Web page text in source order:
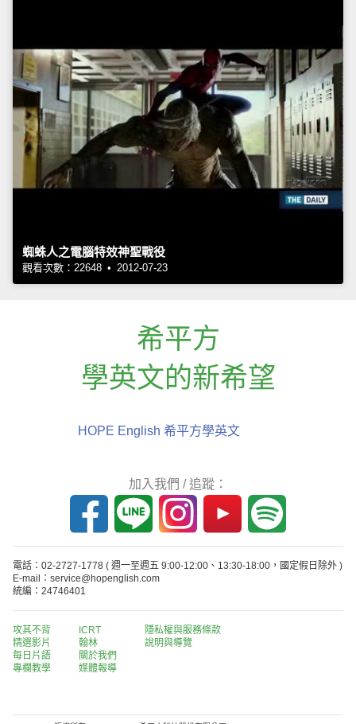
蜘蛛人之電腦特效神聖戰役
觀看次數：22648 • 2012-07-23
希平方
學英文的新希望
HOPE English 希平方學英文
加入我們 / 追蹤：
電話：02-2727-1778 ( 週一至週五 9:00-12:00、13:30-18:00，國定假日除外 )
E-mail：service@hopenglish.com
統編：24746401
攻其不背
精選影片
每日片語
專欄教學
ICRT
翰林
關於我們
媒體報導
隱私權與服務條款
說明與導覽